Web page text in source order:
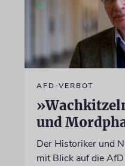
AFD-VERBOT
und
Der Historiker und
mit Blick auf die